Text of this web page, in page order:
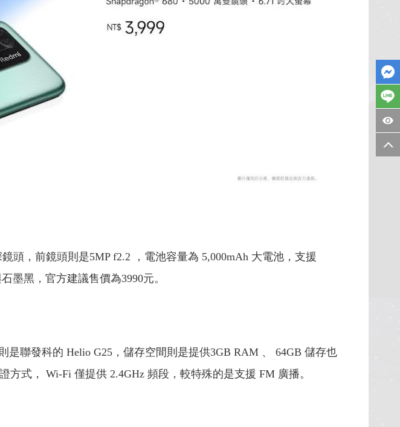
頭，前鏡頭則是5MP f2.2 ，電池容量為 5,000mAh 大電池，支援
墨黑，官方建議售價為3990元。
聯發科的 Helio G25，儲存空間則是提供3GB RAM 、 64GB 儲存也
式， Wi-Fi 僅提供 2.4GHz 頻段，較特殊的是支援 FM 廣播。